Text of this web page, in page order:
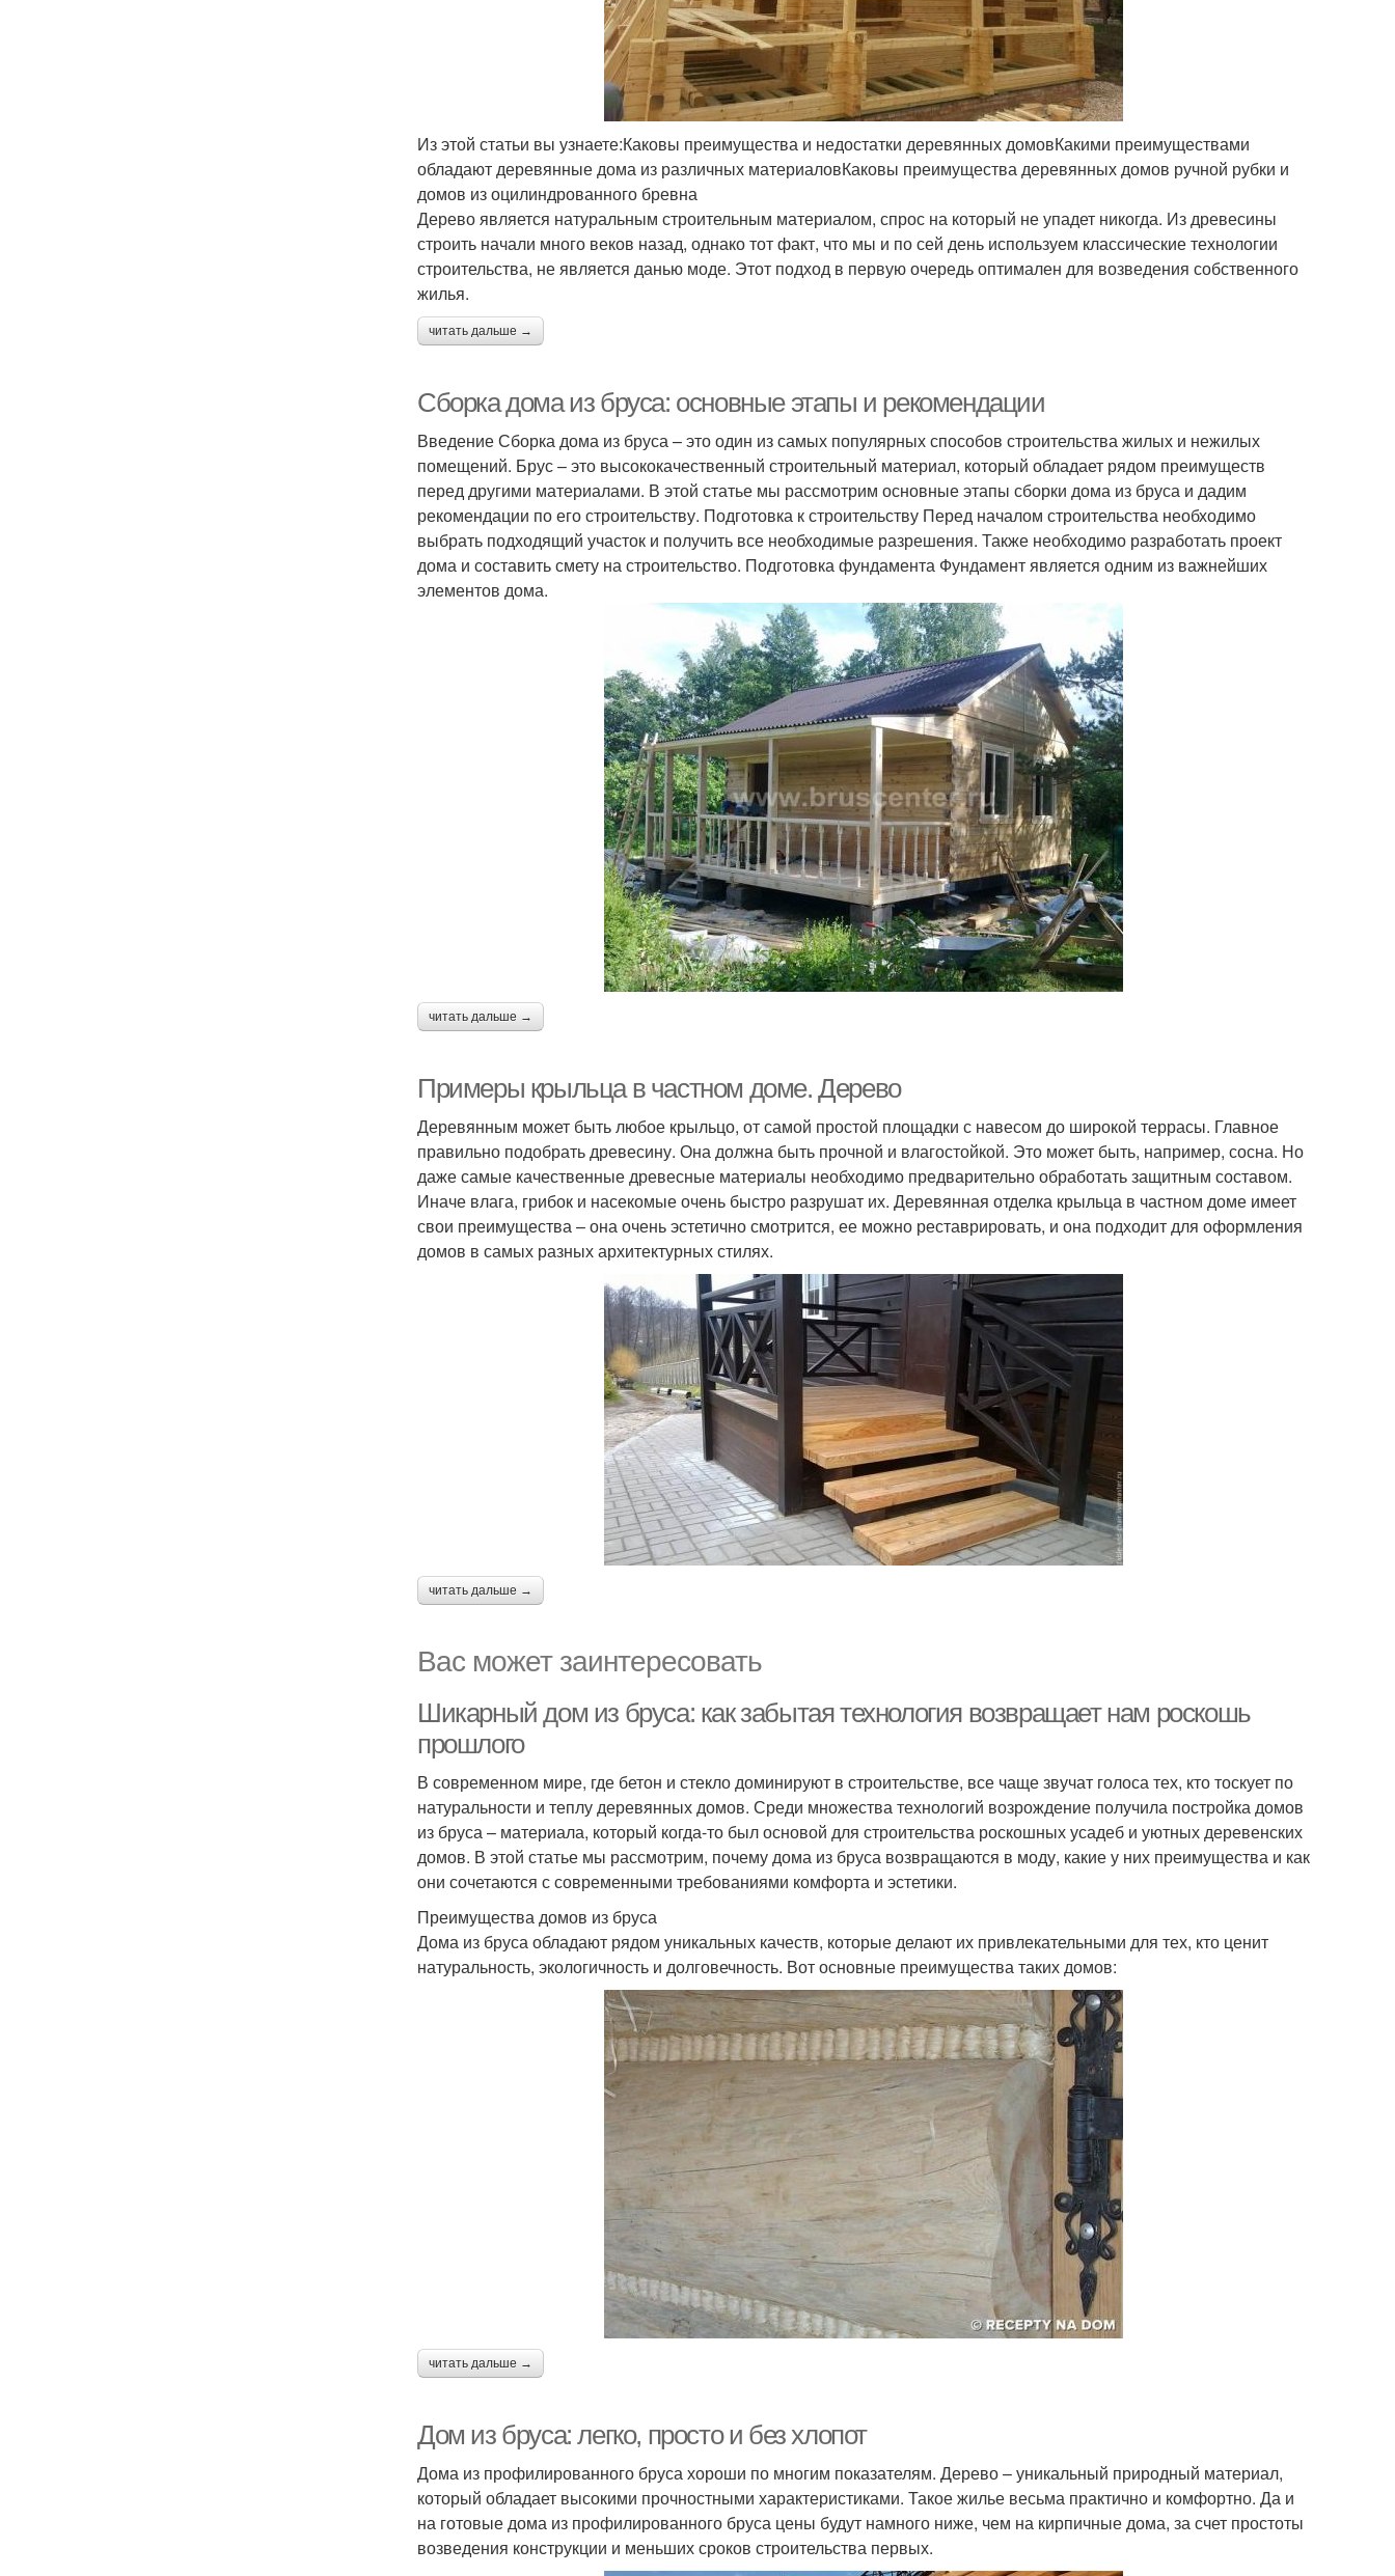
Из этой статьи вы узнаете:Каковы преимущества и недостатки деревянных домовКакими преимуществами
обладают деревянные дома из различных материаловКаковы преимущества деревянных домов ручной рубки и
домов из оцилиндрованного бревна
Дерево является натуральным строительным материалом, спрос на который не упадет никогда. Из древесины
строить начали много веков назад, однако тот факт, что мы и по сей день используем классические технологии
строительства, не является данью моде. Этот подход в первую очередь оптимален для возведения собственного
жилья.
читать дальше →
Сборка дома из бруса: основные этапы и рекомендации
Введение Сборка дома из бруса – это один из самых популярных способов строительства жилых и нежилых
помещений. Брус – это высококачественный строительный материал, который обладает рядом преимуществ
перед другими материалами. В этой статье мы рассмотрим основные этапы сборки дома из бруса и дадим
рекомендации по его строительству. Подготовка к строительству Перед началом строительства необходимо
выбрать подходящий участок и получить все необходимые разрешения. Также необходимо разработать проект
дома и составить смету на строительство. Подготовка фундамента Фундамент является одним из важнейших
элементов дома.
читать дальше →
Примеры крыльца в частном доме. Дерево
Деревянным может быть любое крыльцо, от самой простой площадки с навесом до широкой террасы. Главное
правильно подобрать древесину. Она должна быть прочной и влагостойкой. Это может быть, например, сосна. Но
даже самые качественные древесные материалы необходимо предварительно обработать защитным составом.
Иначе влага, грибок и насекомые очень быстро разрушат их. Деревянная отделка крыльца в частном доме имеет
свои преимущества – она очень эстетично смотрится, ее можно реставрировать, и она подходит для оформления
домов в самых разных архитектурных стилях.
читать дальше →
Вас может заинтересовать
Шикарный дом из бруса: как забытая технология возвращает нам роскошь
прошлого
В современном мире, где бетон и стекло доминируют в строительстве, все чаще звучат голоса тех, кто тоскует по
натуральности и теплу деревянных домов. Среди множества технологий возрождение получила постройка домов
из бруса – материала, который когда-то был основой для строительства роскошных усадеб и уютных деревенских
домов. В этой статье мы рассмотрим, почему дома из бруса возвращаются в моду, какие у них преимущества и как
они сочетаются с современными требованиями комфорта и эстетики.
Преимущества домов из бруса
Дома из бруса обладают рядом уникальных качеств, которые делают их привлекательными для тех, кто ценит
натуральность, экологичность и долговечность. Вот основные преимущества таких домов:
читать дальше →
Дом из бруса: легко, просто и без хлопот
Дома из профилированного бруса хороши по многим показателям. Дерево – уникальный природный материал,
который обладает высокими прочностными характеристиками. Такое жилье весьма практично и комфортно. Да и
на готовые дома из профилированного бруса цены будут намного ниже, чем на кирпичные дома, за счет простоты
возведения конструкции и меньших сроков строительства первых.